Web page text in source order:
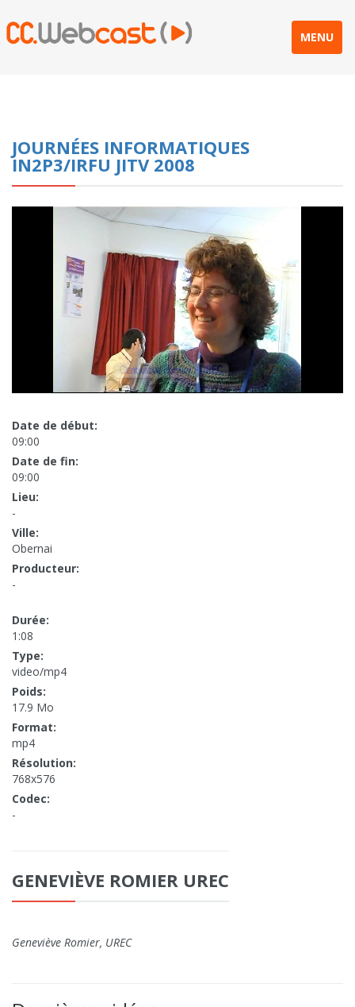
MENU
JOURNÉES INFORMATIQUES
IN2P3/IRFU JITV 2008
Date de début:
09:00
Date de fin:
09:00
Lieu:
-
Ville:
Obernai
Producteur:
-
Durée:
1:08
Type:
video/mp4
Poids:
17.9 Mo
Format:
mp4
Résolution:
768x576
Codec:
-
GENEVIÈVE ROMIER UREC
Geneviève Romier, UREC